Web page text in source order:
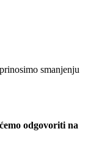
smanjenju
odgovoriti na